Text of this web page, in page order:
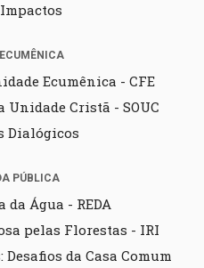
Ecumênica - CFE
Unidade Cristã - SOUC
Dialógicos
PÚBLICA
da Água - REDA
pelas Florestas - IRI
da Casa Comum